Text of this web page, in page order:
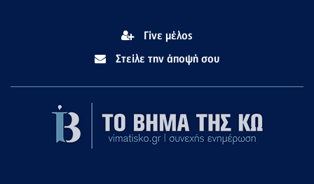
Γίνε μέλος
Στείλε την άποψή σου